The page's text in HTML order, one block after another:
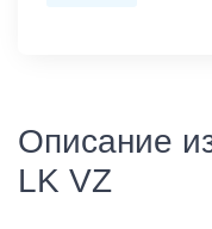
Описание
LK VZ